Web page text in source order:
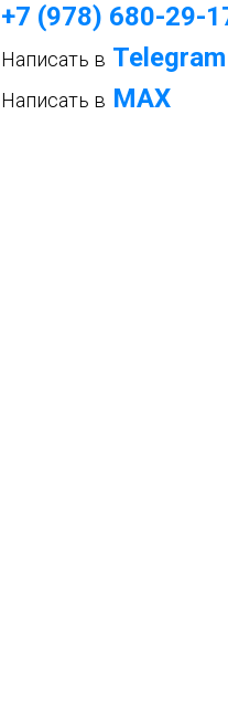
+7 (978) 680-29-
Написать в Telegram
Написать в МАХ